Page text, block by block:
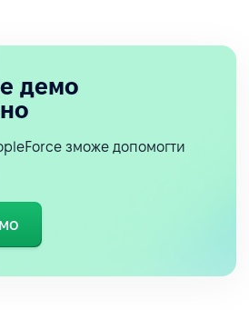
демо
зможе допомогти